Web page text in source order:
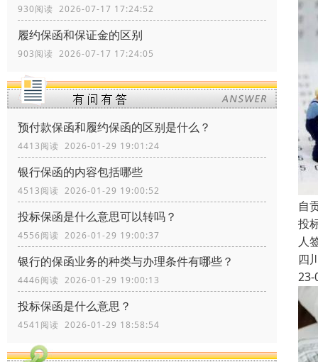
930阅读 2026-07-17 17:24:52
履约保函和保证金的区别
903阅读 2026-07-17 17:24:05
预付款保函和履约保函的区别是什么？
4413阅读 2026-01-29 19:01:24
银行保函的内容包括哪些
4513阅读 2026-01-29 19:00:52
投标保函是什么意思可以转吗？
4556阅读 2026-01-29 19:00:37
银行的保函业务的种类与办理条件有哪些？
4446阅读 2026-01-29 19:00:13
投标保函是什么意思？
4541阅读 2026-01-29 18:58:54
自
投
人
四
23-